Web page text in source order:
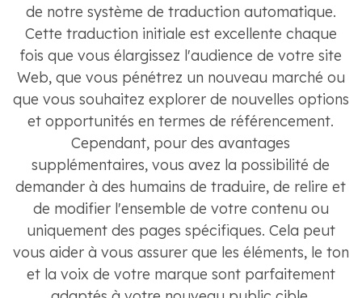
de notre système de traduction automatique.
Cette traduction initiale est excellente chaque
fois que vous élargissez l'audience de votre site
Web, que vous pénétrez un nouveau marché ou
que vous souhaitez explorer de nouvelles options
et opportunités en termes de référencement.
Cependant, pour des avantages
supplémentaires, vous avez la possibilité de
demander à des humains de traduire, de relire et
de modifier l'ensemble de votre contenu ou
uniquement des pages spécifiques. Cela peut
vous aider à vous assurer que les éléments, le ton
et la voix de votre marque sont parfaitement